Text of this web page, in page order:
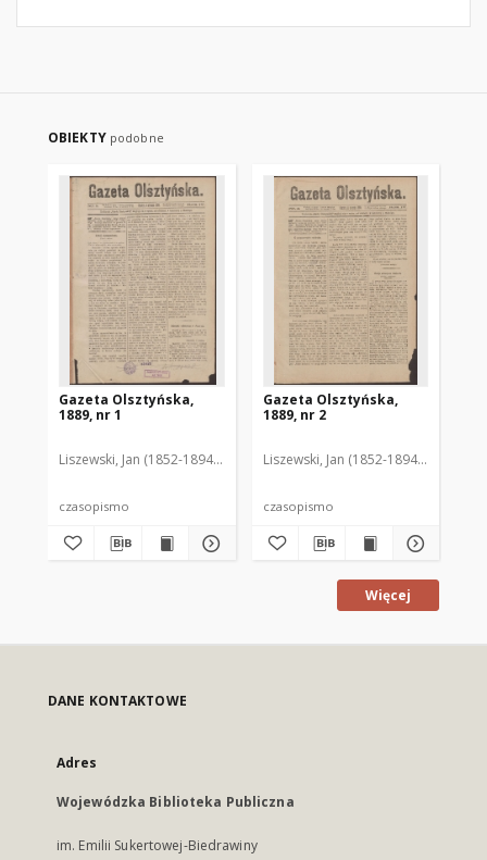
OBIEKTY podobne
Gazeta Olsztyńska,
1889, nr 1
Liszewski, Jan (1852-1894). Red.
czasopismo
Gazeta Olsztyńska,
1889, nr 2
Liszewski, Jan (1852-1894). Red.
czasopismo
Więcej
DANE KONTAKTOWE
Adres
Wojewódzka Biblioteka Publiczna
im. Emilii Sukertowej-Biedrawiny